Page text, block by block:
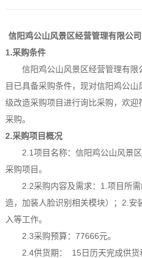
信阳鸡公山风景区经营管理有限公
1.采购条件
信阳鸡公山风景区经营管理有
目已具备采购条件，现对信阳鸡公
级改造采购项目进行询比采购，欢迎
采购。
2.采购项目概况
2.1项目名称：信阳鸡公山风景
采购项目。
2.2采购内容及需求：1.项目所
造，加装人脸识别相关模块）；2.安
入等工作。
2.3采购预算： 77666元。
2.4供货期： 15日历天完成供货